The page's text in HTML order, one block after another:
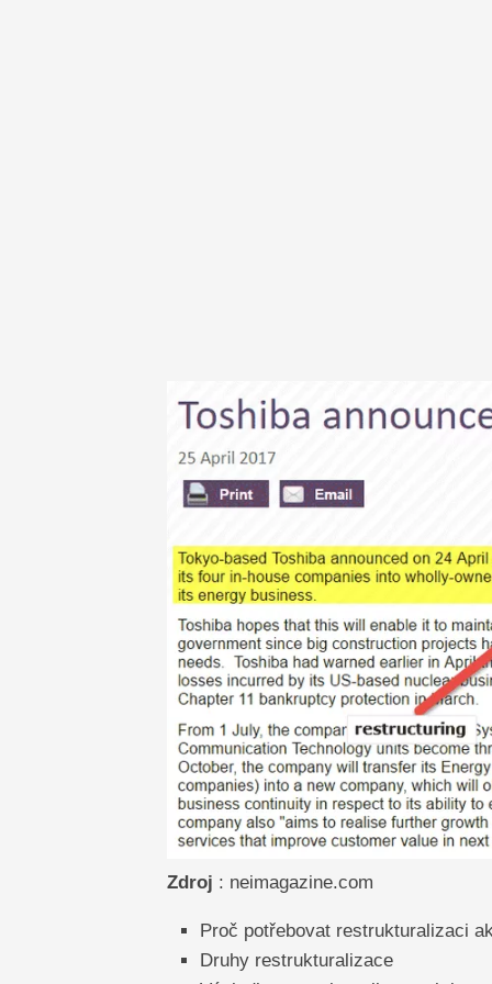
Zdroj : neimagazine.com
Proč potřebovat restrukturalizaci
Druhy restrukturalizace